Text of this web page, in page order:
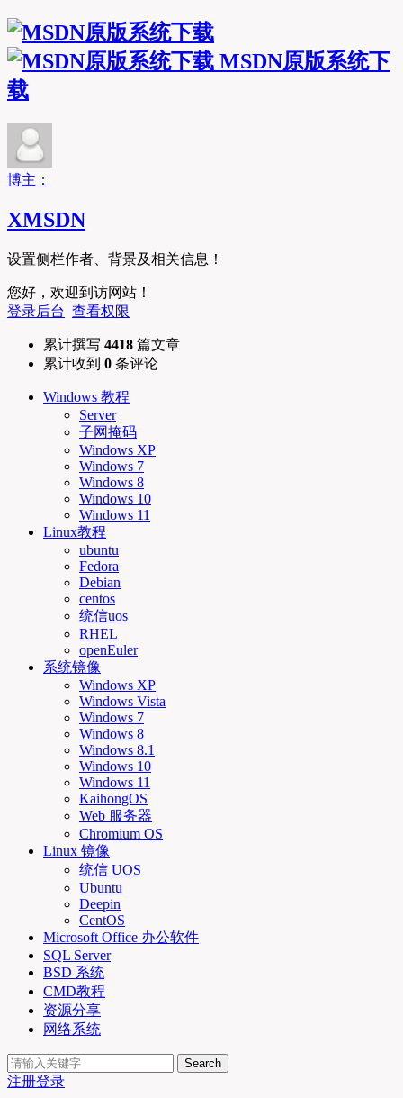
MSDN原版系统下
载
博主：
XMSDN
设置侧栏作者、背景及相关信息！
您好，欢迎到访网站！
登录后台 查看权限
累计撰写 4418 篇文章
累计收到 0 条评论
Windows 教程
Server
子网掩码
Windows XP
Windows 7
Windows 8
Windows 10
Windows 11
Linux教程
ubuntu
Fedora
Debian
centos
统信uos
RHEL
openEuler
系统镜像
Windows XP
Windows Vista
Windows 7
Windows 8
Windows 8.1
Windows 10
Windows 11
KaihongOS
Web 服务器
Chromium OS
Linux 镜像
统信 UOS
Ubuntu
Deepin
CentOS
Microsoft Office 办公软件
SQL Server
BSD 系统
CMD教程
资源分享
网络系统
Search
注册登录